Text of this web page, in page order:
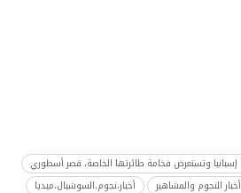
أخبار النجوم والمشاهير أخبار،نجوم،السوشيال،ميديا